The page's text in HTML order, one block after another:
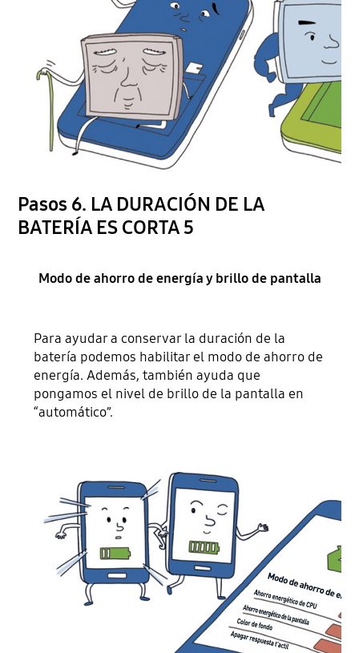
Pasos 6. LA DURACIÓN DE LA
BATERÍA ES CORTA 5
Modo de ahorro de energía y brillo de pantalla
Para ayudar a conservar la duración de la
batería podemos habilitar el modo de ahorro de
energía. Además, también ayuda que
pongamos el nivel de brillo de la pantalla en
“automático”.